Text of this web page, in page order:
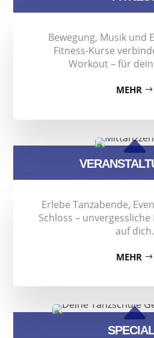
Bewegung, Musik und
Fitness-Kurse
Workout – für
MEHR
Erlebe Tanzabende,
Schloss –
auf dich.
MEHR